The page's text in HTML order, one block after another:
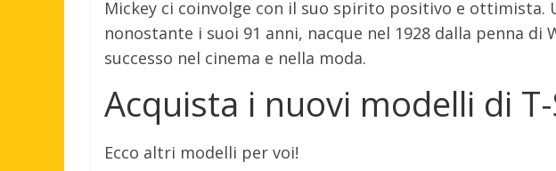
Mickey ci coinvolge con il suo spirito positivo e ottimista.
nonostante i suoi 91 anni, nacque nel 1928 dalla penna di
successo nel cinema e nella moda.
Acquista i nuovi modelli di
Ecco altri modelli per voi!